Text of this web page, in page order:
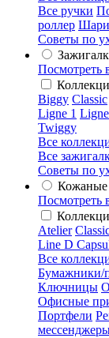
Все ручки
роллер
Советы по
Посмотреть
Biggy Classic
Ligne 1
Twiggy
Все
Все
Советы по
Кожаные
Посмотреть
Atelier
Line D
Все
Бумажники/
Ключницы
Офисные
Портфели